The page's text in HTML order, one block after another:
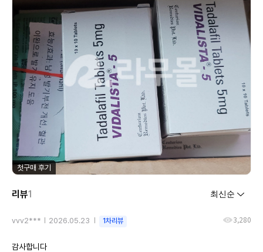
첫구매 후기
리뷰1
vvv2*** 2026.05.23 1차리뷰 3,280
감사합니다